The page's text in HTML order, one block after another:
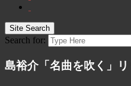
Site Search
Search for:
島裕介「名曲を吹く」